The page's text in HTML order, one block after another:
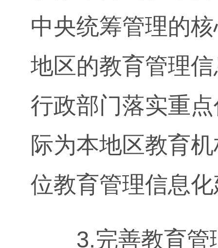
中央统筹管理的
地区的教育管理
行政部门落实重
际为本地区教育
位教育管理信息
3.完善教育管理